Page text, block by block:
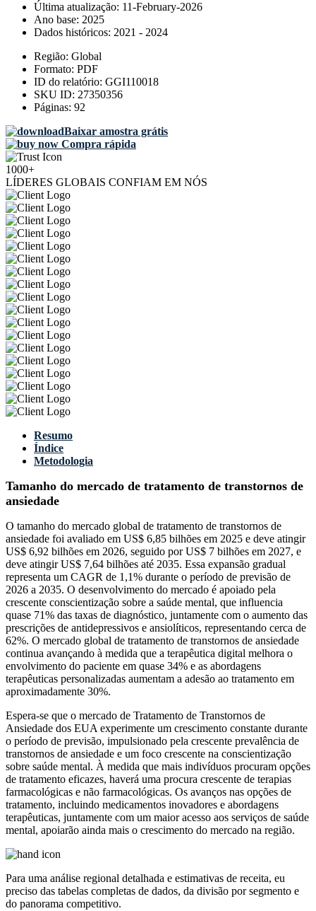
Última atualização: 11-February-2026
Ano base: 2025
Dados históricos: 2021 - 2024
Região: Global
Formato: PDF
ID do relatório: GGI110018
SKU ID: 27350356
Páginas: 92
Baixar amostra grátis
Compra rápida
1000+
LÍDERES GLOBAIS CONFIAM EM NÓS
Resumo
Índice
Metodologia
Tamanho do mercado de tratamento de transtornos de
ansiedade
O tamanho do mercado global de tratamento de transtornos de
ansiedade foi avaliado em US$ 6,85 bilhões em 2025 e deve atingir
US$ 6,92 bilhões em 2026, seguido por US$ 7 bilhões em 2027, e
deve atingir US$ 7,64 bilhões até 2035. Essa expansão gradual
representa um CAGR de 1,1% durante o período de previsão de
2026 a 2035. O desenvolvimento do mercado é apoiado pela
crescente conscientização sobre a saúde mental, que influencia
quase 71% das taxas de diagnóstico, juntamente com o aumento das
prescrições de antidepressivos e ansiolíticos, representando cerca de
62%. O mercado global de tratamento de transtornos de ansiedade
continua avançando à medida que a terapêutica digital melhora o
envolvimento do paciente em quase 34% e as abordagens
terapêuticas personalizadas aumentam a adesão ao tratamento em
aproximadamente 30%.
Espera-se que o mercado de Tratamento de Transtornos de
Ansiedade dos EUA experimente um crescimento constante durante
o período de previsão, impulsionado pela crescente prevalência de
transtornos de ansiedade e um foco crescente na conscientização
sobre saúde mental. À medida que mais indivíduos procuram opções
de tratamento eficazes, haverá uma procura crescente de terapias
farmacológicas e não farmacológicas. Os avanços nas opções de
tratamento, incluindo medicamentos inovadores e abordagens
terapêuticas, juntamente com um maior acesso aos serviços de saúde
mental, apoiarão ainda mais o crescimento do mercado na região.
Para uma análise regional detalhada e estimativas de receita, eu
preciso das tabelas completas de dados, da divisão por segmento e
do panorama competitivo.